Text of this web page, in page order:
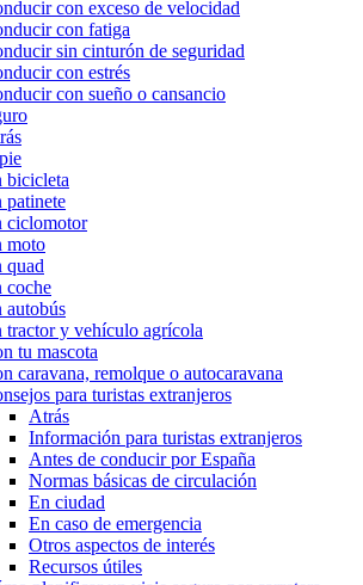
con exceso de velocidad
con fatiga
sin cinturón de seguridad
con estrés
con sueño o cansancio
bicicleta
patinete
ciclomotor
moto
quad
coche
autobús
tractor y vehículo agrícola
tu mascota
caravana, remolque o autocaravana
para turistas extranjeros
Atrás
Información para turistas extranjeros
Antes de conducir por España
Normas básicas de circulación
En ciudad
En caso de emergencia
Otros aspectos de interés
Recursos útiles